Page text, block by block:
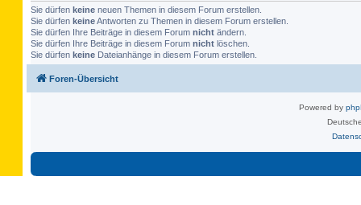
Sie dürfen keine neuen Themen in diesem Forum erstellen.
Sie dürfen keineAntworten zu Themen in diesem Forum erstellen.
Sie dürfen Ihre Beiträge in diesem Forum nicht ändern.
Sie dürfen Ihre Beiträge in diesem Forum nicht löschen.
Sie dürfen keine Dateianhänge in diesem Forum erstellen.
Foren-Übersicht
Powered by